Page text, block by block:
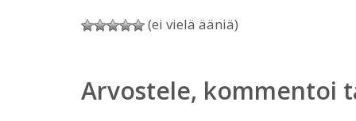
(ei vielä ääniä)
Arvostele, kommentoi